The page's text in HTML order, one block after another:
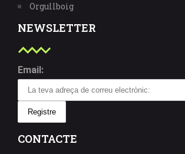
Orgullboig
NEWSLETTER
Email:
CONTACTE